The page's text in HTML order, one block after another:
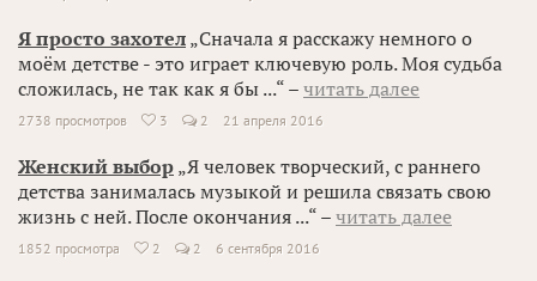
Я просто захотел „Сначала я расскажу немного о
моём детстве - это играет ключевую роль. Моя судьба
сложилась, не так как я бы ...“ – читать далее
2738 просмотров  3 2 21 апреля 2016
Женский выбор „Я человек творческий, с раннего
детства занималась музыкой и решила связать свою
жизнь с ней. После окончания ...“ – читать далее
1852 просмотра  2 2 6 сентября 2016